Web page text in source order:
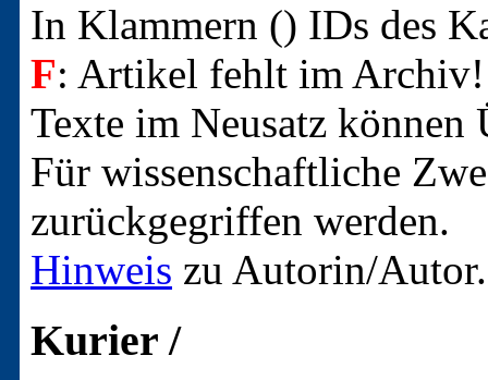
In Klammern () IDs des
F: Artikel fehlt im Archiv!
Texte im Neusatz können
Für wissenschaftliche
zurückgegriffen werden.
Hinweis zu Autorin/Autor.
Kurier /